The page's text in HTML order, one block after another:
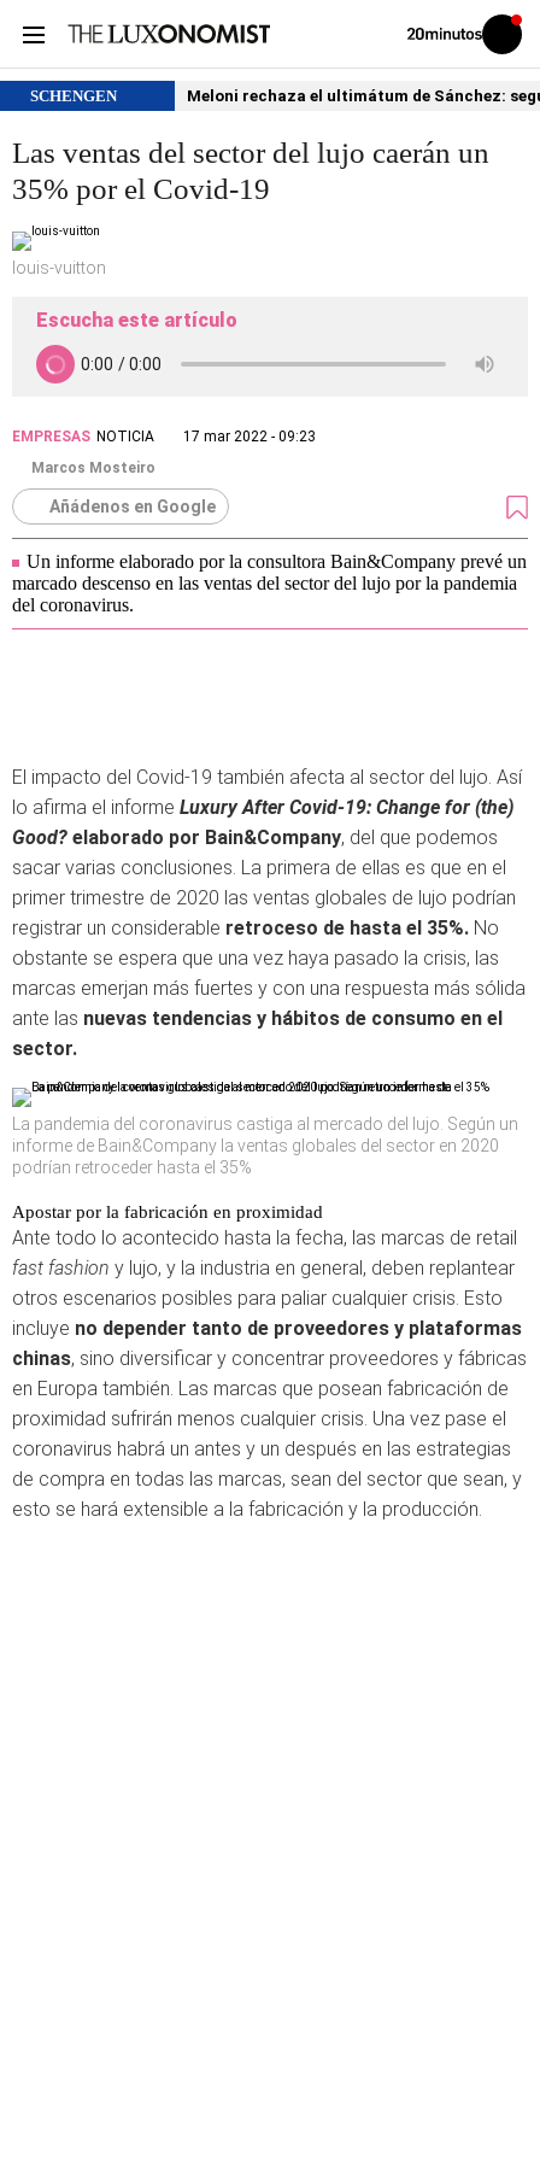
Volver
Iniciar
sesión
SCHENGEN Meloni rechaza el ultimátum de Sánchez:
Las ventas del sector del lujo caerán un
35% por el Covid-19
louis-vuitton
Escucha este artículo
EMPRESAS NOTICIA
17 mar 2022 - 09:23
Marcos Mosteiro
Añádenos en Google
Un informe elaborado por la consultora Bain&Company prevé un
marcado descenso en las ventas del sector del lujo por la pandemia
del coronavirus.
El impacto del Covid-19 también afecta al sector del lujo. Así
lo afirma el informe Luxury After Covid-19: Change for (the)
Good? elaborado por Bain&Company, del que podemos
sacar varias conclusiones. La primera de ellas es que en el
primer trimestre de 2020 las ventas globales de lujo podrían
registrar un considerable retroceso de hasta el 35%. No
obstante se espera que una vez haya pasado la crisis, las
marcas emerjan más fuertes y con una respuesta más sólida
ante las nuevas tendencias y hábitos de consumo en el
sector.
La pandemia del coronavirus castiga al mercado del lujo. Según un
informe de Bain&Company la ventas globales del sector en 2020
podrían retroceder hasta el 35%
Apostar por la fabricación en proximidad
Ante todo lo acontecido hasta la fecha, las marcas de retail
fast fashion y lujo, y la industria en general, deben replantear
otros escenarios posibles para paliar cualquier crisis. Esto
incluye no depender tanto de proveedores y plataformas
chinas, sino diversificar y concentrar proveedores y fábricas
en Europa también. Las marcas que posean fabricación de
proximidad sufrirán menos cualquier crisis. Una vez pase el
coronavirus habrá un antes y un después en las estrategias
de compra en todas las marcas, sean del sector que sean, y
esto se hará extensible a la fabricación y la producción.